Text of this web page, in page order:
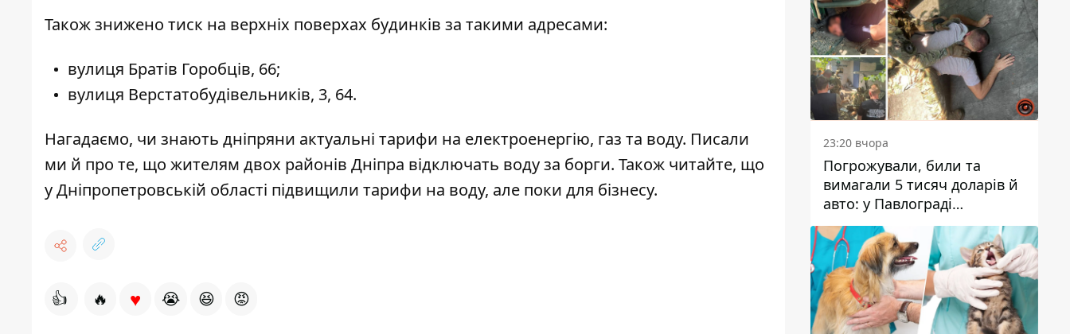
Також знижено тиск на верхніх поверхах будинків за такими адресами:
вулиця Братів Горобців, 66;
вулиця Верстатобудівельників, 3, 64.
Нагадаємо, чи знають дніпряни актуальні тарифи на електроенергію, газ та воду. Писали
ми й про те, що жителям двох районів Дніпра відключать воду за борги. Також читайте, що
у Дніпропетровській області підвищили тарифи на воду, але поки для бізнесу.
👍 🔥 ♥ 😭 😆 😡
23:20 вчора
Погрожували, били та
вимагали 5 тисяч доларів й
авто: у Павлограді
затримали двох чоловіків